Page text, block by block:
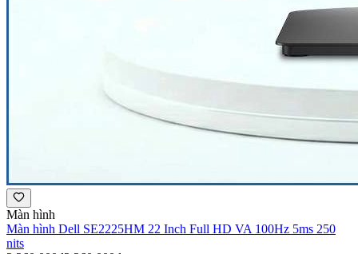
Màn hình
Màn hình Dell SE2225HM 22 Inch Full HD VA 100Hz 5ms 250
nits